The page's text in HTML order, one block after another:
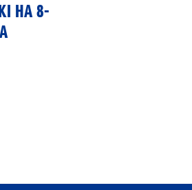
НА 8-